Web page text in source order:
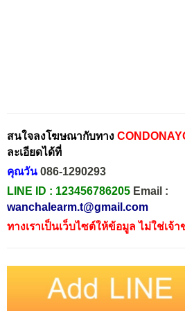
สนใจลงโฆษณากับทาง
ละเอียดได้ที่
คุณวัน 086-1290293
LINE ID : 123456786205 Email :
wanchalearm.t@gmail.com
ทางเราเป็นเว็บไซต์ให้ข้อมูล ไม่ใช่เจ้